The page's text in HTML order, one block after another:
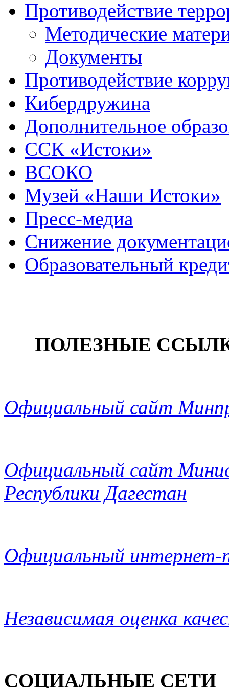
Противодействие
Методические
Документы
Противодействие
Кибердружина
Дополнительное
ССК «Истоки»
ВСОКО
Музей «Наши Истоки»
Пресс-медиа
Снижение
Образовательный
ПОЛЕЗНЫЕ
Официальный сайт
Официальный сайт
Республики Дагестан
Официальный интернет-
Независимая оценка
СОЦИАЛЬНЫЕ СЕТИ